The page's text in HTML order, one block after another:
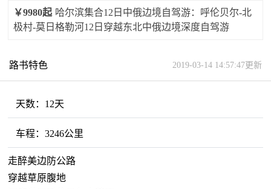
￥9980起 哈尔滨集合12日中俄边境自驾游：呼伦贝尔-北
极村-莫日格勒河12日穿越东北中俄边境深度自驾游
路书特色 2019-03-14 14:57:47更新
天数： 12天
车程：3246公里
走醉美边防公路
穿越草原腹地